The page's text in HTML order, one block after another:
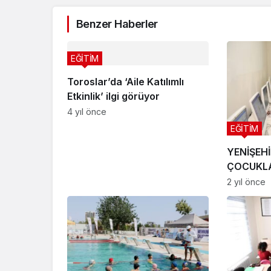
Benzer Haberler
Toroslar’da ‘Aile Katılımlı
Etkinlik’ ilgi görüyor
EĞİTİM
4 yıl önce
YAZILIM
EĞİTİM
2 yıl önce